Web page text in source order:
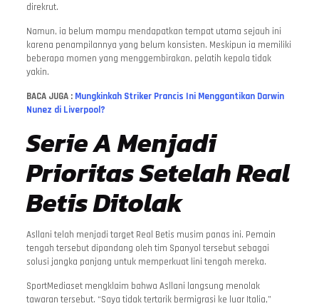
direkrut.
Namun, ia belum mampu mendapatkan tempat utama sejauh ini
karena penampilannya yang belum konsisten. Meskipun ia memiliki
beberapa momen yang menggembirakan, pelatih kepala tidak
yakin.
BACA JUGA : Mungkinkah Striker Prancis Ini Menggantikan Darwin
Nunez di Liverpool?
Serie A Menjadi
Prioritas Setelah Real
Betis Ditolak
Asllani telah menjadi target Real Betis musim panas ini. Pemain
tengah tersebut dipandang oleh tim Spanyol tersebut sebagai
solusi jangka panjang untuk memperkuat lini tengah mereka.
SportMediaset mengklaim bahwa Asllani langsung menolak
tawaran tersebut. “Saya tidak tertarik bermigrasi ke luar Italia,”